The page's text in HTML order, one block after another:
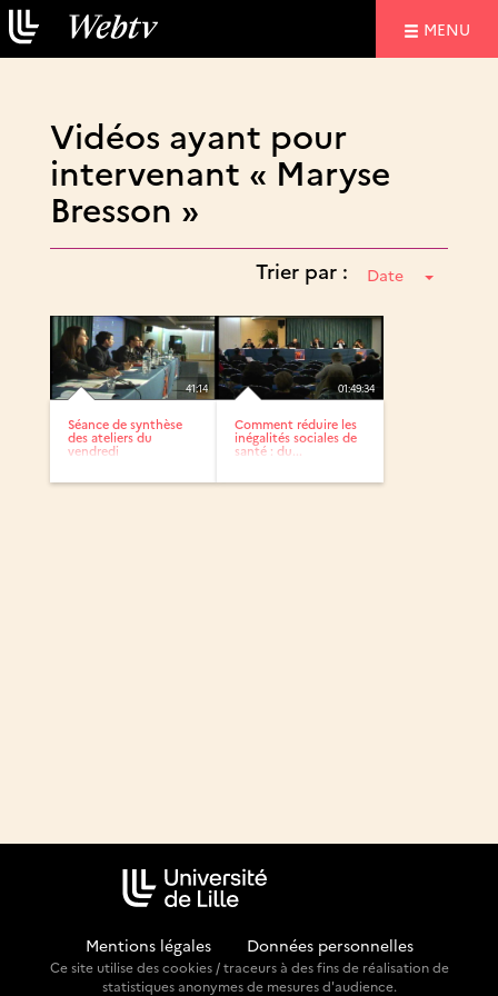
MENU
Vidéos ayant pour
intervenant « Maryse
Bresson »
Trier par : Date
41:14
Séance de synthèse
des ateliers du
vendredi
01:49:34
Comment réduire les
inégalités sociales de
santé : du...
Mentions légales Données personnelles
Ce site utilise des cookies / traceurs à des fins de réalisation de
statistiques anonymes de mesures d'audience.